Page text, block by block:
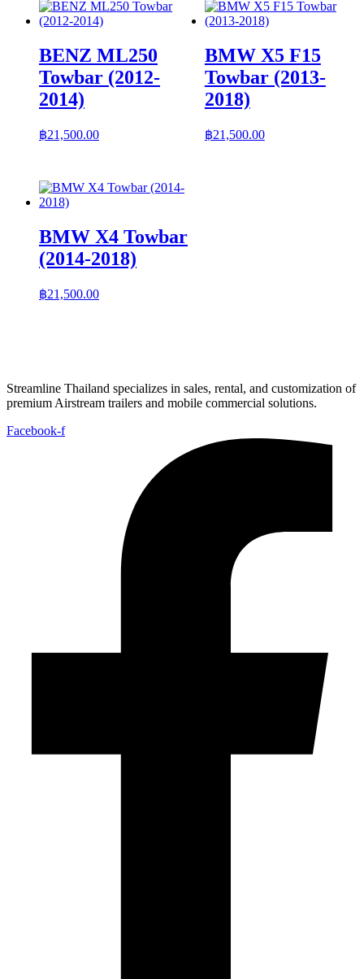
BENZ ML250
Towbar (2012-
2014)
฿21,500.00
BMW X5 F15
Towbar (2013-
2018)
฿21,500.00
BMW X4 Towbar
(2014-2018)
฿21,500.00
Streamline Thailand specializes in sales, rental, and customization of
premium Airstream trailers and mobile commercial solutions.
Facebook-f